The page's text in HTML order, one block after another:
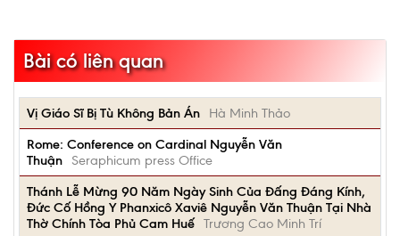
Bài có liên quan
Vị Giáo Sĩ Bị Tù Không Bản Án
Hà Minh Thảo
Rome: Conference on Cardinal Nguyễn Văn
Thuận
Seraphicum press Office
Thánh Lễ Mừng 90 Năm Ngày Sinh Của Đấng Đáng Kính,
Đức Cố Hồng Y Phanxicô Xaviê Nguyễn Văn Thuận Tại Nhà
Thờ Chính Tòa Phủ Cam Huế Trương Cao Minh Trí